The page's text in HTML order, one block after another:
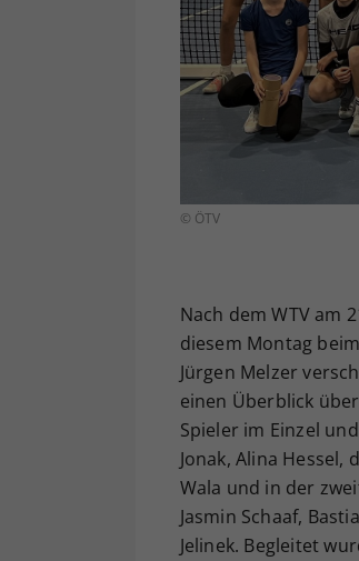
© ÖTV
Nach dem WTV am
diesem Montag
Jürgen Melzer
einen Überblick
Spieler im Einzel
Jonak, Alina
Wala und in der
Jasmin Schaaf,
Jelinek. Begleitet